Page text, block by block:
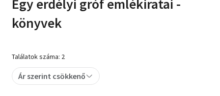
Erotika
Gyermek- és ifjúsági
Hobbi, szabadidő
Irodalom
Egy erdélyi gróf emlékiratai -
könyvek
Találatok száma: 2
Ár szerint csökkenő